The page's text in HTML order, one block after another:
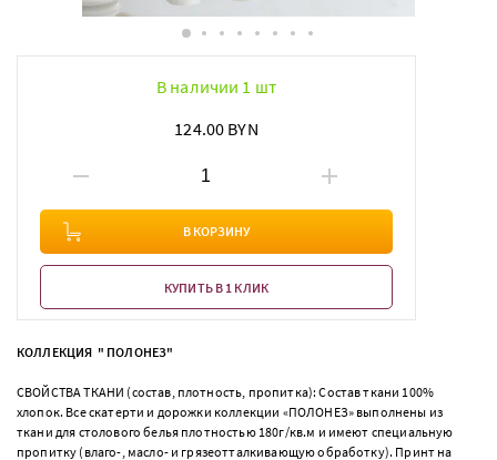
В наличии 1 шт
124.00 BYN
В КОРЗИНУ
КУПИТЬ В 1 КЛИК
КОЛЛЕКЦИЯ " ПОЛОНЕЗ"
СВОЙСТВА ТКАНИ (состав, плотность, пропитка): Состав ткани 100%
хлопок. Все скатерти и дорожки коллекции «ПОЛОНЕЗ» выполнены из
ткани для столового белья плотностью 180г/кв.м и имеют специальную
пропитку (влаго-, масло- и грязеотталкивающую обработку). Принт на